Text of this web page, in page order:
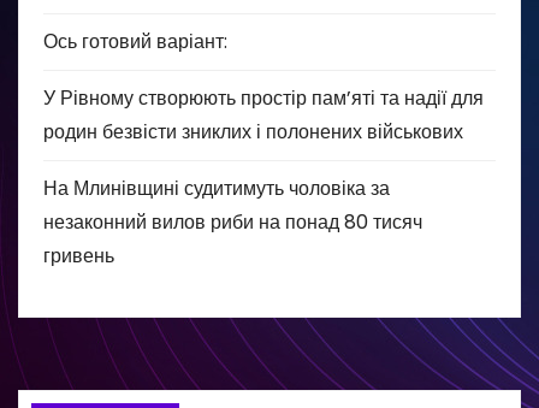
Ось готовий варіант:
У Рівному створюють простір пам’яті та надії для
родин безвісти зниклих і полонених військових
На Млинівщині судитимуть чоловіка за
незаконний вилов риби на понад 80 тисяч
гривень